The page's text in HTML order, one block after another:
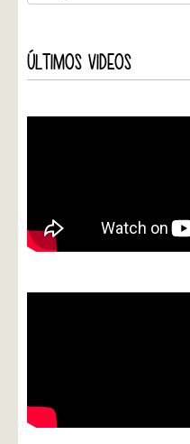
ÚLTIMOS VIDEOS